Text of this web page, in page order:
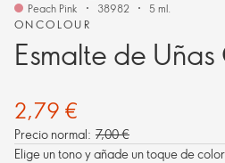
ONCOLOUR
Esmalte de
Peach Pink 38982 5 ml.
2,79 €
Precio normal: 7,00 €
Elige un tono y añade un toque de